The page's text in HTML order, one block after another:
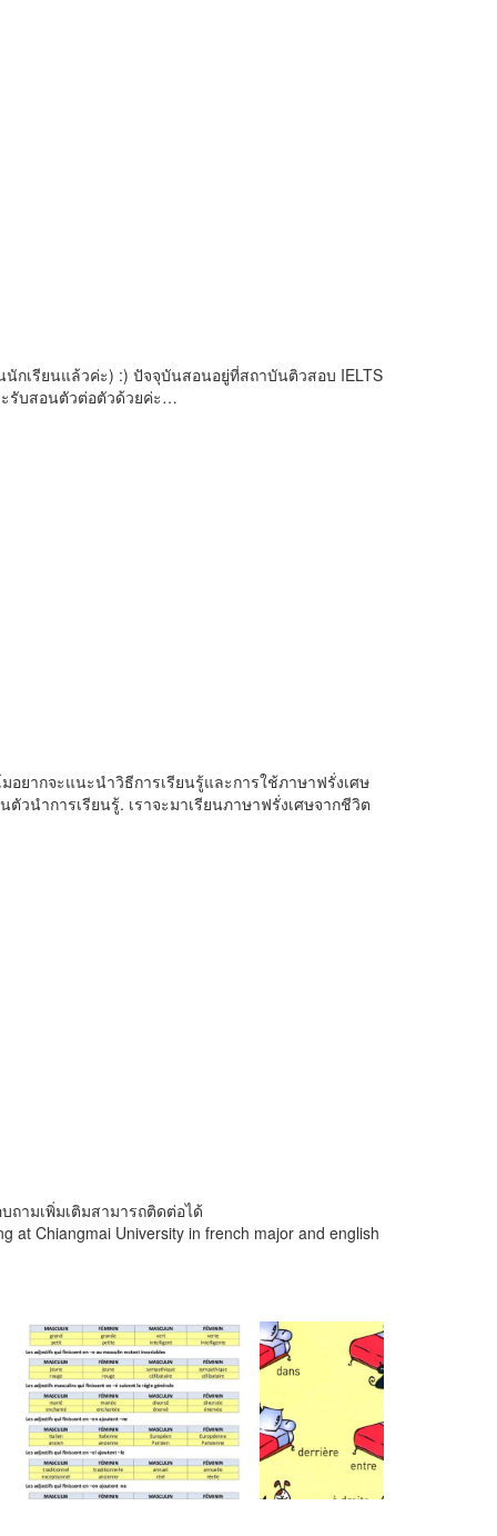
กเรียนแล้วค่ะ) :) ปัจจุบันสอนอยู่ที่สถาบันติวสอบ IELTS
ะรับสอนตัวต่อตัวด้วยค่ะ…
อยากจะแนะนำวิธีการเรียนรู้และการใช้ภาษาฟรั่งเศษ
วนำการเรียนรู้. เราจะมาเรียนภาษาฟรั่งเศษจากชีวิต
ถามเพิ่มเติมสามารถติดต่อได้
at Chiangmai University in french major and english